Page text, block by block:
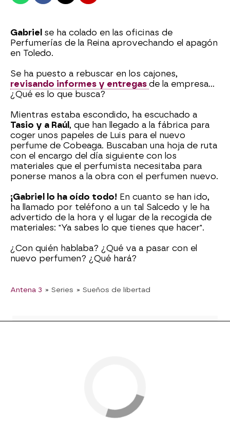
Gabriel se ha colado en las oficinas de
Perfumerías de la Reina aprovechando el apagón
en Toledo.
Se ha puesto a rebuscar en los cajones,
revisando informes y entregas de la empresa...
¿Qué es lo que busca?
Mientras estaba escondido, ha escuchado a
Tasio y a Raúl , que han llegado a la fábrica para
coger unos papeles de Luis para el nuevo
perfume de Cobeaga. Buscaban una hoja de ruta
con el encargo del día siguiente con los
materiales que el perfumista necesitaba para
ponerse manos a la obra con el perfumen nuevo.
¡Gabriel lo ha oído todo! En cuanto se han ido,
ha llamado por teléfono a un tal Salcedo y le ha
advertido de la hora y el lugar de la recogida de
materiales: "Ya sabes lo que tienes que hacer".
¿Con quién hablaba? ¿Qué va a pasar con el
nuevo perfumen? ¿Qué hará?
Antena 3 » Series » Sueños de libertad